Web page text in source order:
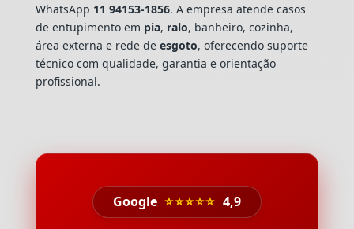
WhatsApp 11 94153-1856. A empresa atende casos
de entupimento em pia, ralo, banheiro, cozinha,
área externa e rede de esgoto, oferecendo suporte
técnico com qualidade, garantia e orientação
profissional.
Google ⭐⭐⭐⭐⭐ 4,9